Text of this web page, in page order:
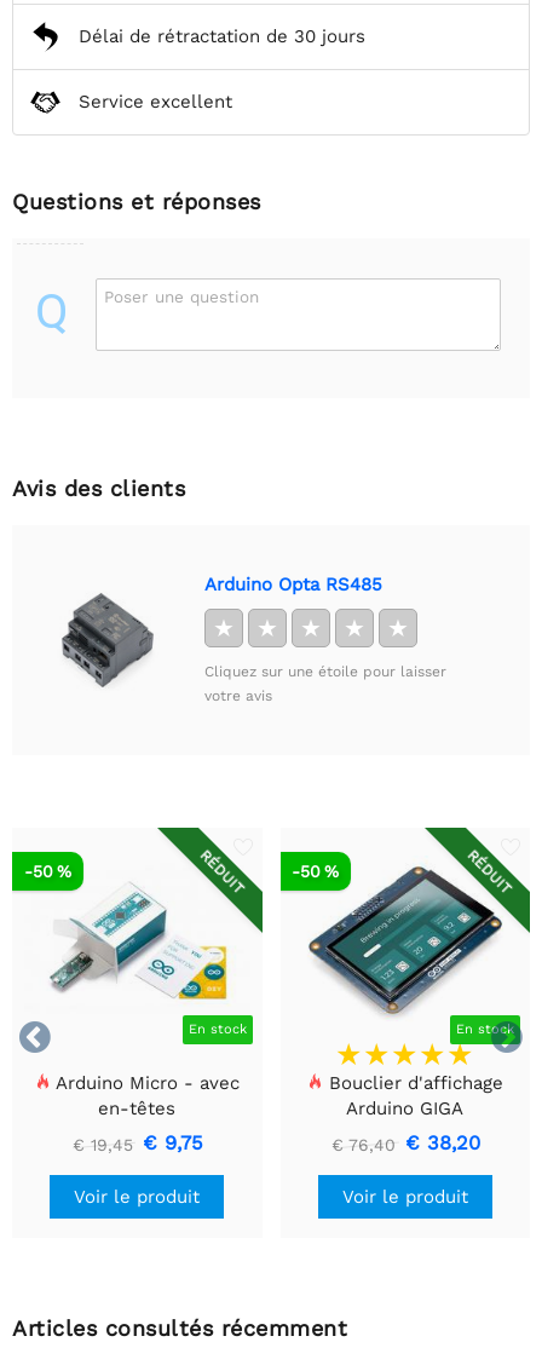
Délai de rétractation de 30 jours
Service excellent
Questions et réponses
Q Poser une question
Avis des clients
Arduino Opta RS485
★ ★ ★ ★ ★
Cliquez sur une étoile pour laisser
votre avis


RÉDUIT
En stock
-50 %
Arduino Micro - avec
en-têtes
€ 19,45 € 9,75
Voir le produit
RÉDUIT
En stock
-50 %
Bouclier d'affichage
Arduino GIGA
€ 76,40 € 38,20
Voir le produit
Articles consultés récemment